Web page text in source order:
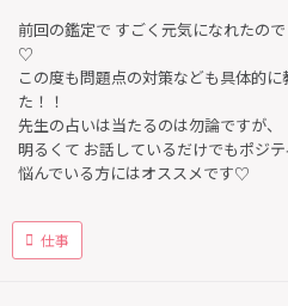
前回の鑑定で すごく元気になれたの
♡
この度も問題点の対策なども具体的
た！！
先生の占いは当たるのは勿論ですが、
明るくて お話しているだけでもポジ
悩んでいる方にはオススメです♡
仕事